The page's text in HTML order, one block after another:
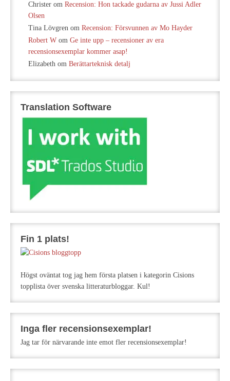
Christer om Recension: Hon tackade gudarna av Jussi Adler
Olsen
Tina Lövgren om Recension: Försvunnen av Mo Hayder
Robert W om Ge inte upp – recensioner av era
recensionsexemplar kommer asap!
Elizabeth om Berättarteknisk detalj
Translation Software
Fin 1 plats!
Högst oväntat tog jag hem första platsen i kategorin Cisions
topplista över svenska litteraturbloggar. Kul!
Inga fler recensionsexemplar!
Jag tar för närvarande inte emot fler recensionsexemplar!